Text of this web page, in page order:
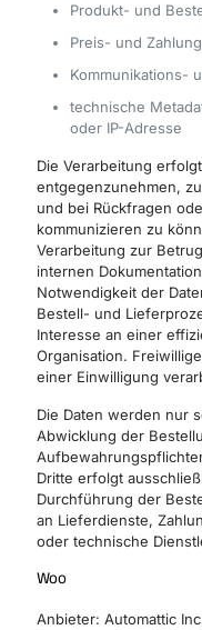
Produkt- und
Preis- und
Kommunikations-
technische
oder IP-Adresse
Die Verarbeitung
entgegenzunehmen,
und bei Rückfragen
kommunizieren zu
Verarbeitung zur
internen
Notwendigkeit der
Bestell- und
Interesse an einer
Organisation.
einer Einwilligung
Die Daten werden nur
Abwicklung der
Dritte erfolgt
Durchführung der
an Lieferdienste,
oder technische
Woo
Anbieter: Automattic